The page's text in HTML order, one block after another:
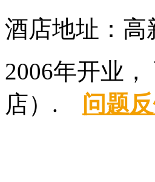
酒店地址：高
2006年开业
店）. 问题